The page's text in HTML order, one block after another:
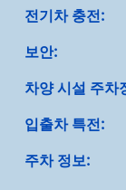
전기차 충전:
보안:
차양 시설 주차
입출차 특전:
주차 정보: